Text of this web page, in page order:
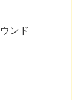
ンド